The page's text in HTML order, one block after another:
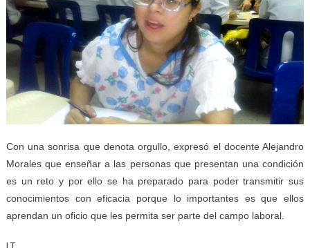
Con una sonrisa que denota orgullo, expresó el docente Alejandro
Morales que enseñar a las personas que presentan una condición
es un reto y por ello se ha preparado para poder transmitir sus
conocimientos con eficacia porque lo importantes es que ellos
aprendan un oficio que les permita ser parte del campo laboral.